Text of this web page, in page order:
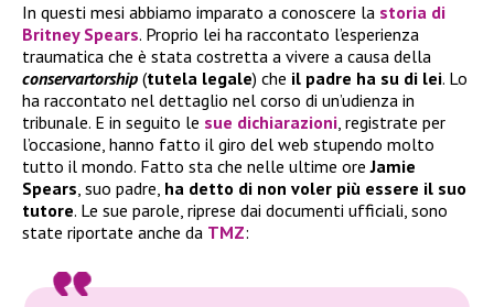
In questi mesi abbiamo imparato a conoscere la storia di
Britney Spears. Proprio lei ha raccontato l’esperienza
traumatica che è stata costretta a vivere a causa della
conservartorship (tutela legale) che il padre ha su di lei. Lo
ha raccontato nel dettaglio nel corso di un’udienza in
tribunale. E in seguito le sue dichiarazioni, registrate per
l’occasione, hanno fatto il giro del web stupendo molto
tutto il mondo. Fatto sta che nelle ultime oreJamie
Spears, suo padre, ha detto di non voler più essere il suo
tutore. Le sue parole, riprese dai documenti ufficiali, sono
state riportate anche da TMZ: